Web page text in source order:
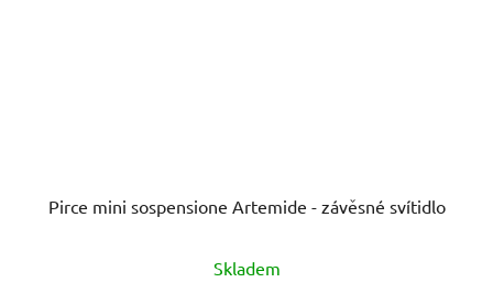
Pirce mini sospensione Artemide - závěsné svítidlo
Skladem